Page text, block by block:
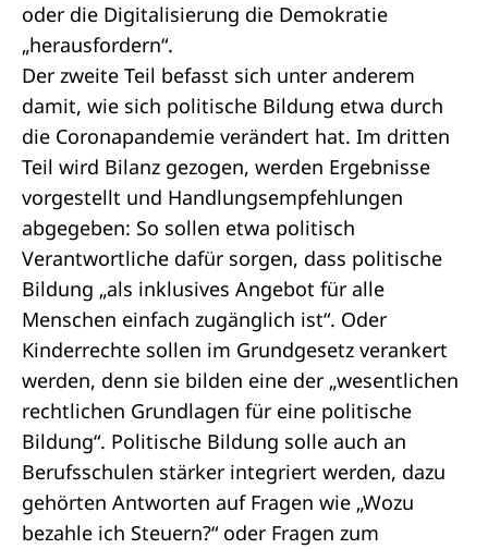
oder die Digitalisierung die Demokratie
„herausfordern“.
Der zweite Teil befasst sich unter anderem
damit, wie sich politische Bildung etwa durch
die Coronapandemie verändert hat. Im dritten
Teil wird Bilanz gezogen, werden Ergebnisse
vorgestellt und Handlungsempfehlungen
abgegeben: So sollen etwa politisch
Verantwortliche dafür sorgen, dass politische
Bildung „als inklusives Angebot für alle
Menschen einfach zugänglich ist“. Oder
Kinderrechte sollen im Grundgesetz verankert
werden, denn sie bilden eine der „wesentlichen
rechtlichen Grundlagen für eine politische
Bildung“. Politische Bildung solle auch an
Berufsschulen stärker integriert werden, dazu
gehörten Antworten auf Fragen wie „Wozu
bezahle ich Steuern?“ oder Fragen zum